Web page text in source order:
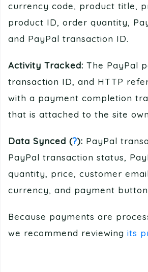
currency code, product title,
product ID, order quantity,
and PayPal transaction ID.
Activity Tracked: The PayPal
transaction ID, and HTTP
with a payment completion
that is attached to the site
Data Synced (?): PayPal
PayPal transaction status,
quantity, price, customer
currency, and payment button
Because payments are
we recommend reviewing its